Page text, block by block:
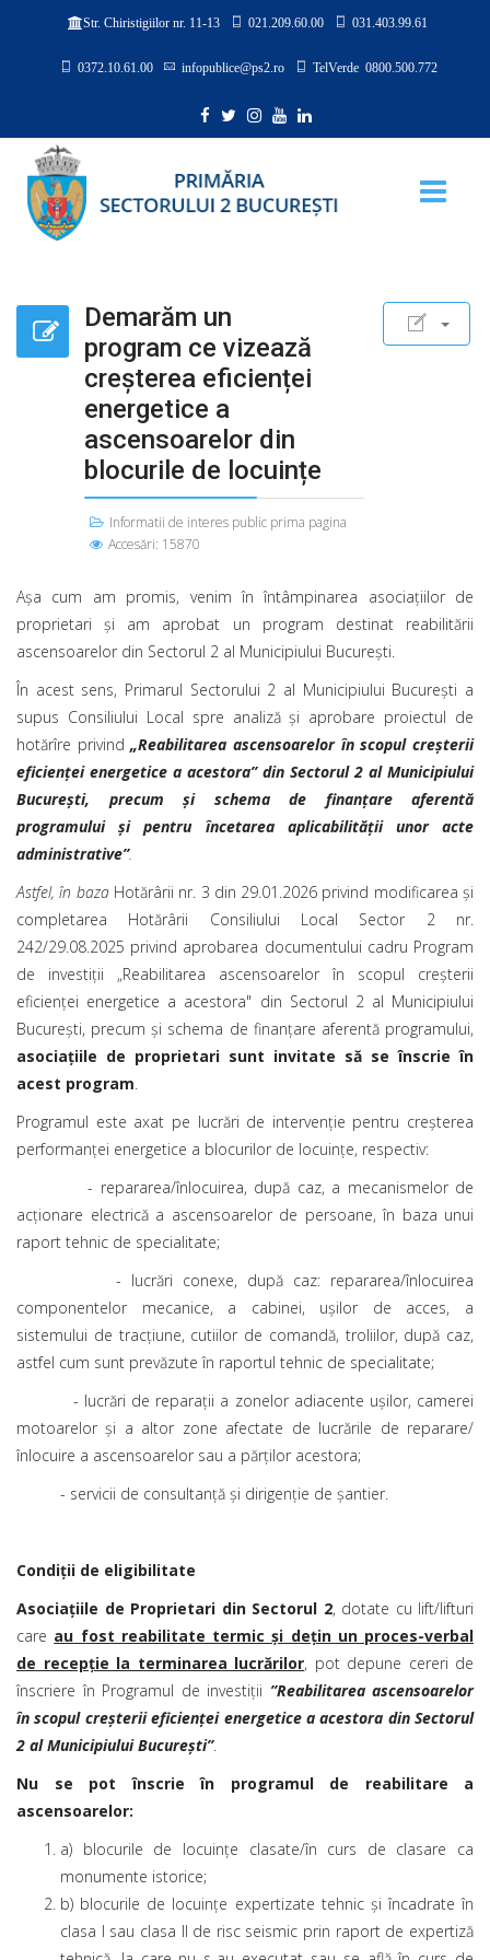
Str. Chiristigiilor nr. 11-13 021.209.60.00 031.403.99.61
0372.10.61.00 infopublice@ps2.ro TelVerde 0800.500.772
Demarăm un
program ce vizează
creșterea eficienței
energetice a
ascensoarelor din
blocurile de locuințe
Informatii de interes public prima pagina
Accesări: 15870
Așa cum am promis, venim în întâmpinarea asociațiilor de
proprietari și am aprobat un program destinat reabilitării
ascensoarelor din Sectorul 2 al Municipiului București.
În acest sens, Primarul Sectorului 2 al Municipiului București a
supus Consiliului Local spre analiză și aprobare proiectul de
hotărîre privind„Reabilitarea ascensoarelor în scopul creșterii
eficienței energetice a acestora” din Sectorul 2 al Municipiului
București, precum și schema de finanțare aferentă
programului și pentru încetarea aplicabilității unor acte
administrative”.
Astfel, în baza Hotărârii nr. 3 din 29.01.2026 privind modificarea şi
completarea Hotărârii Consiliului Local Sector 2 nr.
242/29.08.2025 privind aprobarea documentului cadru Program
de investiţii „Reabilitarea ascensoarelor în scopul creşterii
eficienţei energetice a acestora" din Sectorul 2 al Municipiului
Bucureşti, precum şi schema de finanţare aferentă programului,
asociațiile de proprietari sunt invitate să se înscrie în
acest program.
Programul este axat pe lucrări de intervenţie pentru creşterea
performanţei energetice a blocurilor de locuinţe, respectiv:
- repararea/înlocuirea, după caz, a mecanismelor de
acţionare electrică a ascensoarelor de persoane, în baza unui
raport tehnic de specialitate;
- lucrări conexe, după caz: repararea/înlocuirea
componentelor mecanice, a cabinei, uşilor de acces, a
sistemului de tracţiune, cutiilor de comandă, troliilor, după caz,
astfel cum sunt prevăzute în raportul tehnic de specialitate;
- lucrări de reparaţii a zonelor adiacente uşilor, camerei
motoarelor şi a altor zone afectate de lucrările de reparare/
înlocuire a ascensoarelor sau a părţilor acestora;
- servicii de consultanţă şi dirigenţie de şantier.
Condiţii de eligibilitate
Asociaţiile de Proprietari din Sectorul 2, dotate cu lift/lifturi
care au fost reabilitate termic și dețin un proces-verbal
de recepție la terminarea lucrărilor, pot depune cereri de
înscriere în Programul de investiții ”Reabilitarea ascensoarelor
în scopul creşterii eficienţei energetice a acestora din Sectorul
2 al Municipiului București”.
Nu se pot înscrie în programul de reabilitare a
ascensoarelor:
a) blocurile de locuinţe clasate/în curs de clasare ca
monumente istorice;
b) blocurile de locuinţe expertizate tehnic şi încadrate în
clasa I sau clasa II de risc seismic prin raport de expertiză